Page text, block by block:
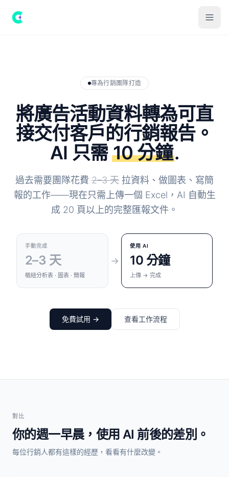
專為行銷團隊打造
將廣告活動資料轉為可直
接交付客戶的行銷報告。
AI 只需 10 分鐘.
過去需要團隊花費 2–3 天 拉資料、做圖表、寫簡
報的工作——現在只需上傳一個 Excel，AI 自動生
成 20 頁以上的完整匯報文件。
手動完成
2–3 天
樞紐分析表 · 圖表 · 簡報
→
使用 AI
10 分鐘
上傳 → 完成
免費試用 → 查看工作流程
對比
你的週一早晨，使用 AI 前後的差別。
每位行銷人都有這樣的經歷，看看有什麼改變。